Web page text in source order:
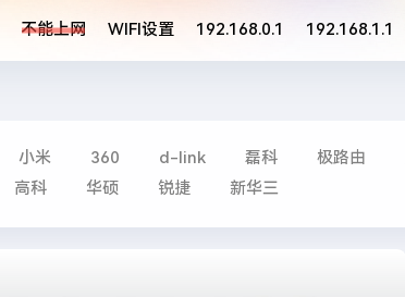
不能上网 WIFI设置 192.168.0.1 192.168.1.1
小米 360 d-link 磊科 极路由
高科 华硕 锐捷 新华三